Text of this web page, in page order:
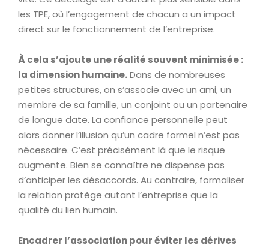
les TPE, où l’engagement de chacun a un impact
direct sur le fonctionnement de l’entreprise.
À cela s’ajoute une réalité souvent minimisée :
la dimension humaine.Dans de nombreuses
petites structures, on s’associe avec un ami, un
membre de sa famille, un conjoint ou un partenaire
de longue date. La confiance personnelle peut
alors donner l’illusion qu’un cadre formel n’est pas
nécessaire. C’est précisément là que le risque
augmente. Bien se connaître ne dispense pas
d’anticiper les désaccords. Au contraire, formaliser
la relation protège autant l’entreprise que la
qualité du lien humain.
Encadrer l’association pour éviter les dérives